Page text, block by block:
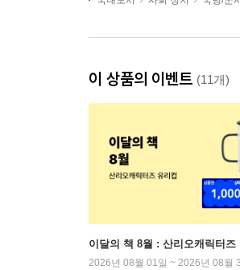
이 상품의 이벤트 (11개)
이달의 책 8월 : 산리오캐릭터즈
2026년 08월 01일 ~ 2026년 08월